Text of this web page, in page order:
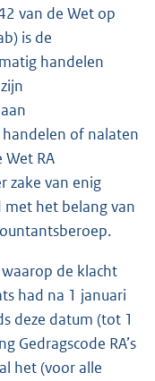
van de Wet op
is de
handelen
of nalaten
RA
zake van enig
het belang van
de klacht
had na 1 januari
deze datum (tot 1
Gedragscode RA’s
het (voor alle